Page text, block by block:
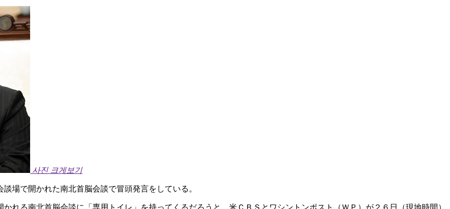
사진 크게보기
場で開かれた南北首脳会談で冒頭発言をしている。
れる南北首脳会談に「専用トイレ」を持ってくるだろうと、米ＣＢＳとワシントンポスト（ＷＰ）が２６日（現地時間）